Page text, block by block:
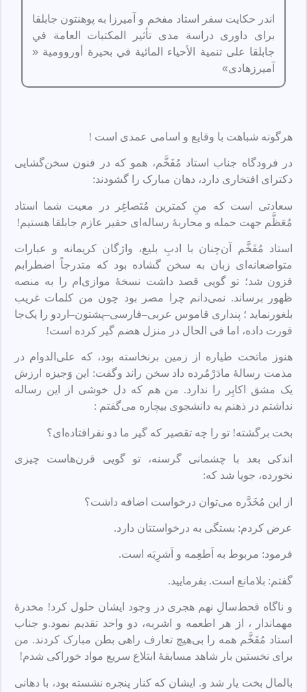
اندر حکایت سفر استاد مفخم و آمیرزا به پوهنتون جابلقا
برای داوری دراسة مدى تأثير المكتبات العامة في
جابلقا على تنمية الأحياء المائية في بحيرة أوروومية «
آمیرزهادی»
هرگونه شباهت با وقایع و اسامی عمدی است !
در فرودگاه جناب استاد مُفَخَّم، همو که در فنون سخن‌گشایی
دکترای افتخاری دارد، دهان مبارک را گشودند:
سعادتی است که منِ کمترین مُتَصاغِر در معیت شما استاد
مُعَظَّم جهت حمله و محاربهٔ رساله‌ای حقیر عازم جابلقا هستیم!
استاد مُفَخَّم آن‌چنان با ادبِ بلیغ، واژگان کریمانه و عبارات
متواضعانه‌ای زبان به سخن گشاده بود که متدرجاً اضطرابم
فزون شد؛ تو گویی قصد داشت نسخهٔ موازی‌‌ام را به منصه
ظهور برساند. نمی‌دانم چرا مصر بود چون من کلمات غریب
بلغورنماید ؛ پنداری قاموس عربی–فارسی–پشتون–اردو را یک‌جا
قورت داده، اما فی الحال در منزل هضم گیر کرده است!
هنوز ماتحت طیاره از زمین برنخاسته بود، که علی‌الدوام در
مذمت رسالهٔ مادَرْمُرده داد سخن ‌راند و‌گفت: این وَجیزه ارزش
یک مشق اکابِر را ندارد. من هم که دل خوشی از این رساله
نداشتم در ذهنم به دانشجوی بیچاره می‌گفتم :
بخت‌ برگشته! تو را چه تقصیر که گیر ما دو نفرافتاده‌ای؟
اندکی بعد با چشمانی گرسنه، تو گویی قرن‌هاست چیزی
نخورده، جویا شد که:
از این مُخَدَّره می‌توان درخواست اضافه داشت؟
عرض کردم: بستگی به درخواستتان دارد.
فرمود: مربوط به اَطعِمه و اَشرِبَه است.
گفتم: بلامانع است. بفرمایید.
و ناگاه قحط‌‌سالِ نهم هجری در وجود ایشان حلول کرد! مخدرهٔ
مهماندار ، از هر اطعمه و اشربه، دو واحد تقدیم نمود.و جناب
استاد مُفَخَّم همه را بی‌هیچ تعارف راهی بطن مبارک کردند. من
برای نخستین بار شاهد مسابقهٔ ابتلاع سریع مواد خوراکی شدم!
بالمال بخت یار شد و. ایشان که کنار پنجره نشسته بود، با دهانی